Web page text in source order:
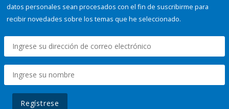
datos personales sean procesados con el fin de suscribirme para
recibir novedades sobre los temas que he seleccionado.
Regístrese